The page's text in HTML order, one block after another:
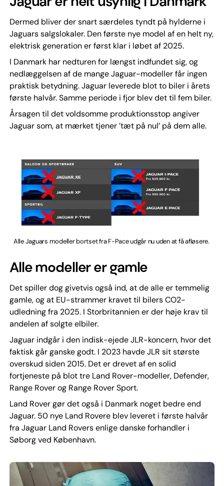
Dermed bliver der snart særdeles tyndt på hylderne i
Jaguars salgslokaler. Den første nye model af en helt ny,
elektrisk generation er først klar i løbet af 2025.
I Danmark har nedturen for længst indfundet sig, og
nedlæggelsen af de mange Jaguar-modeller får ingen
praktisk betydning. Jaguar leverede blot to biler i årets
første halvår. Samme periode i fjor blev det til fem biler.
Årsagen til det voldsomme produktionsstop angiver
Jaguar som, at mærket tjener ’tæt på nul’ på dem alle.
Alle Jaguars modeller bortset fra F-Pace udgår nu uden at få afløsere.
Alle modeller er gamle
Det spiller dog givetvis også ind, at de alle er temmelig
gamle, og at EU-strammer kravet til bilers CO2-
udledning fra 2025. I Storbritannien er der høje krav til
andelen af solgte elbiler.
Jaguar indgår i den indisk-ejede JLR-koncern, hvor det
faktisk går ganske godt. I 2023 havde JLR sit største
overskud siden 2015. Det er drevet af en solid
fortjeneste på blot tre Land Rover-modeller, Defender,
Range Rover og Range Rover Sport.
Land Rover gør det også i Danmark noget bedre end
Jaguar. 50 nye Land Rovere blev leveret i første halvår
fra Jaguar Land Rovers enlige danske forhandler i
Søborg ved København.